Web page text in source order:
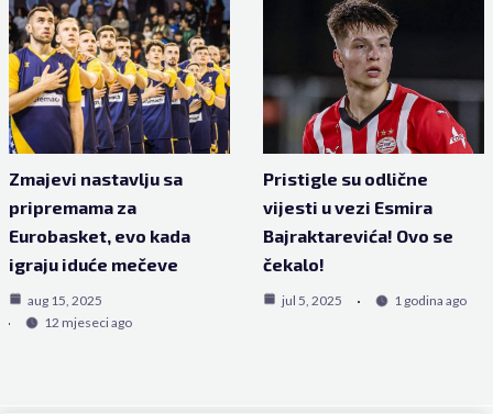
Zmajevi nastavlju sa
pripremama za
Eurobasket, evo kada
igraju iduće mečeve
aug 15, 2025
12 mjeseci ago
Pristigle su odlične
vijesti u vezi Esmira
Bajraktarevića! Ovo se
čekalo!
jul 5, 2025 1 godina ago